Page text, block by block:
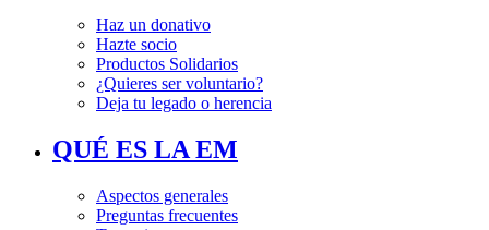
Haz un donativo
Hazte socio
Productos Solidarios
¿Quieres ser voluntario?
Deja tu legado o herencia
QUÉ ES LA EM
Aspectos generales
Preguntas frecuentes